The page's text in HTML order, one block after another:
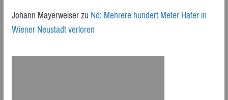
Johann MayerweiserzuNö: Mehrere hundert Meter Hafer in
Wiener Neustadt verloren